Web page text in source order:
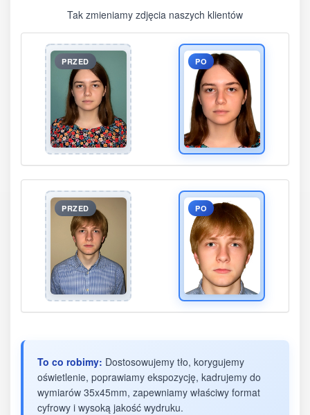
Tak zmieniamy zdjęcia naszych klientów
PRZED PO
PRZED PO
To co robimy: Dostosowujemy tło, korygujemy
oświetlenie, poprawiamy ekspozycję, kadrujemy do
wymiarów 35x45mm, zapewniamy właściwy format
cyfrowy i wysoką jakość wydruku.